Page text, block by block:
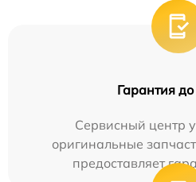
Гарантия
Сервисный центр
оригинальные
предоставляет